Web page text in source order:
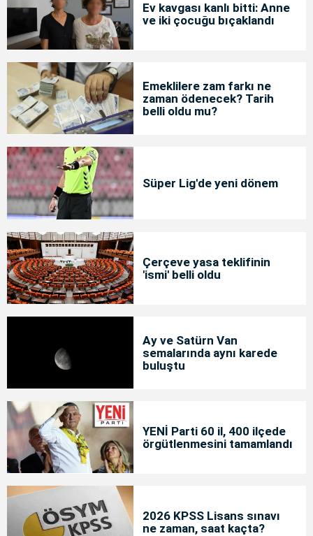
Ev kavgası kanlı bitti: Anne
ve iki çocuğu bıçaklandı
Emeklilere zam farkı ne
zaman ödenecek? Tarih
belli oldu mu?
Süper Lig'de yeni dönem
Çerçeve yasa teklifinin
'ismi' belli oldu
Ay ve Satürn Van
semalarında aynı karede
buluştu
YENİ Parti 60 il, 400 ilçede
örgütlenmesini tamamlandı
2026 KPSS Lisans sınavı
ne zaman, saat kaçta?